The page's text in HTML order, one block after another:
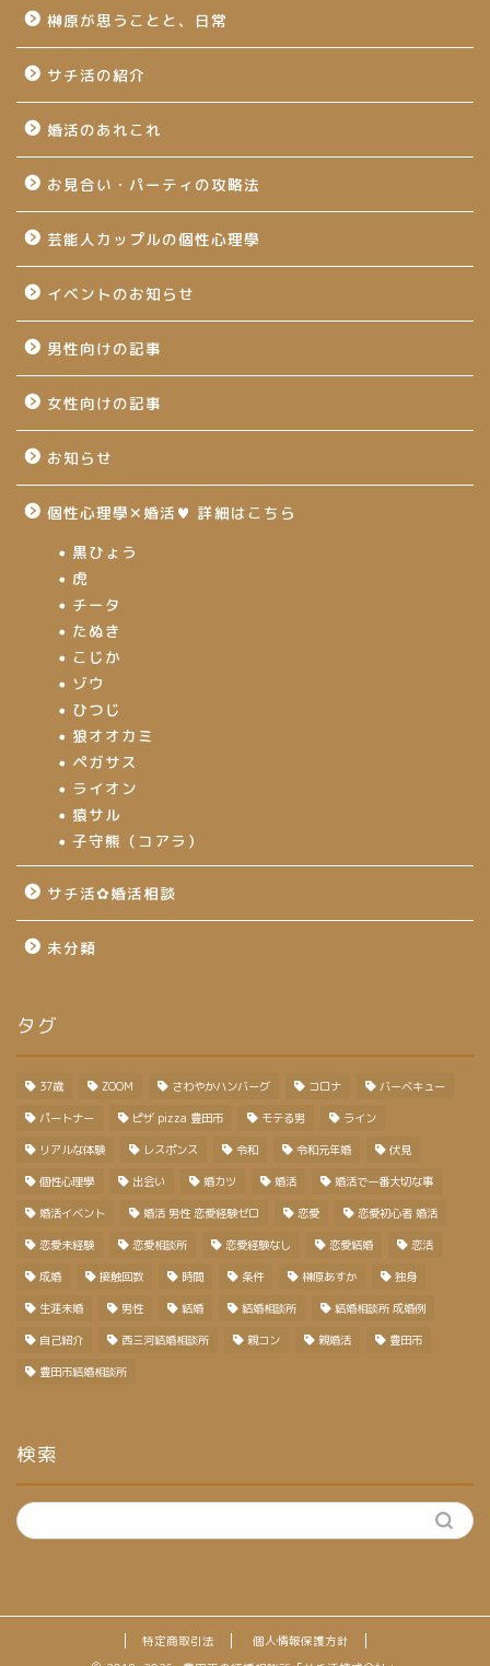
榊原が思うことと、日常
サチ活の紹介
婚活のあれこれ
お見合い・パーティの攻略法
芸能人カップルの個性心理學
イベントのお知らせ
男性向けの記事
女性向けの記事
お知らせ
個性心理學✕婚活♥ 詳細はこちら
黒ひょう
虎
チータ
たぬき
こじか
ゾウ
ひつじ
狼オオカミ
ペガサス
ライオン
猿サル
子守熊（コアラ）
サチ活✿婚活相談
未分類
タグ
37歳 ZOOM さわやかハンバーグ コロナ バーベキュー
パートナー ピザ pizza 豊田市 モテる男 ライン
リアルな体験 レスポンス 令和 令和元年婚 伏見
個性心理學 出会い 婚カツ 婚活 婚活で一番大切な事
婚活イベント 婚活 男性 恋愛経験ゼロ 恋愛 恋愛初心者 婚活
恋愛未経験 恋愛相談所 恋愛経験なし 恋愛結婚 恋活
成婚 接触回数 時間 条件 榊原あすか 独身
生涯未婚 男性 結婚 結婚相談所 結婚相談所 成婚例
自己紹介 西三河結婚相談所 親コン 親婚活 豊田市
豊田市結婚相談所
検索
特定商取引法
個人情報保護方針